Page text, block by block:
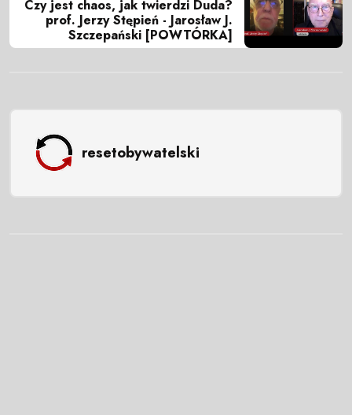
Czy jest chaos, jak twierdzi Duda?
prof. Jerzy Stępień - Jarosław J.
Szczepański [POWTÓRKA]
resetobywatelski